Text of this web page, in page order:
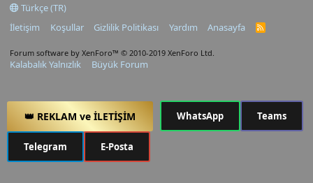
Türkçe (TR)
İletişim
Koşullar Gizlilik Politikası Yardım Anasayfa
R
Forum software by XenForo™ © 2010-2019 XenForo Ltd.
Kalabalık Yalnızlık Büyük Forum
👑 REKLAM ve İLETİŞİM WhatsApp Teams
Telegram E-Posta